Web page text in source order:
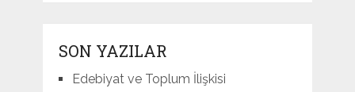
SON YAZILAR
Edebiyat ve Toplum İlişkisi